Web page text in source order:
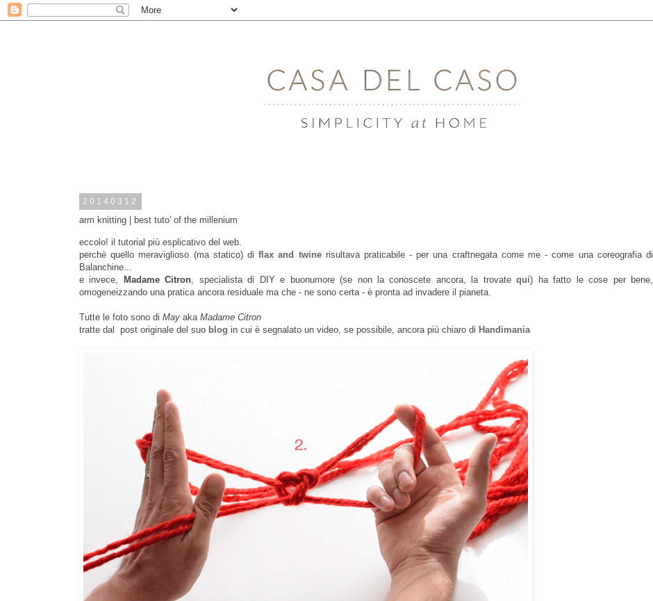
20140312
arm knitting | best tuto' of the millenium
eccolo! il tutorial più esplicativo del web.
perchè quello meraviglioso (ma statico) diflax and twinerisultava praticabile - per una craftnegata come me - come una coreografia di
Balanchine...
e invece,
Madame Citron, specialista di DIY e buonumore (se non la conoscete ancora, la trovatequi) ha fatto le cose per bene,
omogeneizzando una pratica ancora residuale ma che - ne sono certa - è pronta ad invadere il pianeta.
Tutte le foto sono di May aka Madame Citron
tratte dal post originale del suo blog in cui è segnalato un video, se possibile, ancora più chiaro di Handimania